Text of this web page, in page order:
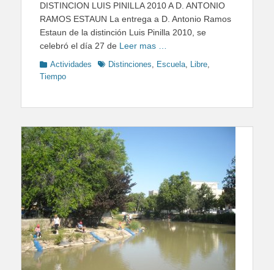
DISTINCION LUIS PINILLA 2010 A D. ANTONIO
RAMOS ESTAUN La entrega a D. Antonio Ramos
Estaun de la distinción Luis Pinilla 2010, se
celebró el día 27 de Leer mas …
Categories
Actividades TagsDistinciones, Escuela, Libre,
Tiempo